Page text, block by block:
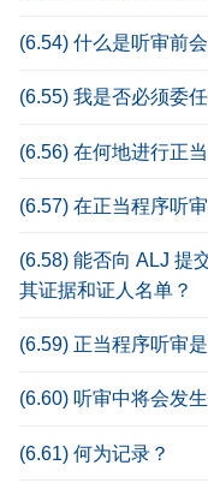
(6.54) 什么是听审前
(6.55) 我是否必须委
(6.56) 在何地进行正
(6.57) 在正当程序听
(6.58) 能否向 ALJ 提
其证据和证人名单？
(6.59) 正当程序听审
(6.60) 听审中将会发
(6.61) 何为记录？